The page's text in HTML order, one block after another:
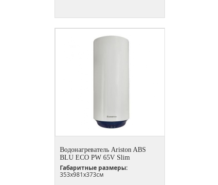
Водонагреватель Ariston ABS
BLU ECO PW 65V Slim
Габаритные размеры:
353x981x373см